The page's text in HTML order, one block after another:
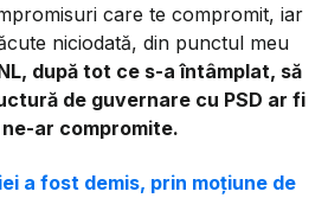
care te compromit, iar
niciodată, din punctul meu
după tot ce s-a întâmplat, să
de guvernare cu PSD ar fi
ar compromite.
a fost demis, prin moțiune de